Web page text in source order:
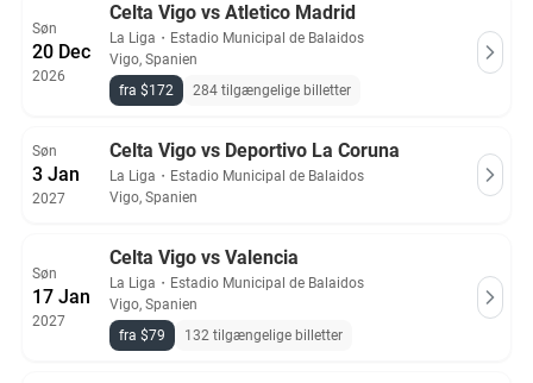
Søn
20 Dec
2026
Celta Vigo vs Atletico Madrid
La Liga ・ Estadio Municipal de Balaidos
Vigo, Spanien
fra $172
284 tilgængelige billetter
Søn
3 Jan
2027
Celta Vigo vs Deportivo La Coruna
La Liga ・ Estadio Municipal de Balaidos
Vigo, Spanien
Søn
17 Jan
2027
Celta Vigo vs Valencia
La Liga ・ Estadio Municipal de Balaidos
Vigo, Spanien
fra $79
132 tilgængelige billetter